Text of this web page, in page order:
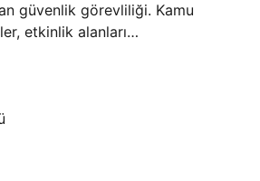
güvenlik görevliliği. Kamu
etkinlik alanları…